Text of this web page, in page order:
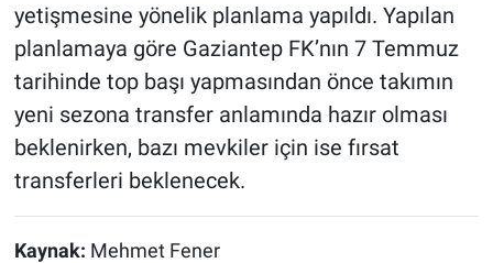
yetişmesine yönelik planlama yapıldı. Yapılan
planlamaya göre Gaziantep FK’nın 7 Temmuz
tarihinde top başı yapmasından önce takımın
yeni sezona transfer anlamında hazır olması
beklenirken, bazı mevkiler için ise fırsat
transferleri beklenecek.
Kaynak: Mehmet Fener